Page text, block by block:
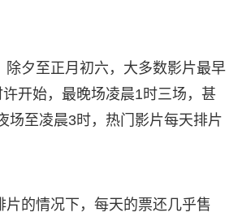
除夕至正月初六，大多数影片最早
开始，最晚场凌晨1时三场，甚
场至凌晨3时，热门影片每天排片
片的情况下，每天的票还几乎售